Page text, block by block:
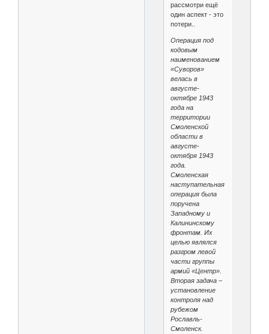
рассмотри ещё
один аспект - это
потери..
Операция под
кодовым
наименованием
«Суворов»
велась в
августе-
октябре 1943
года на
территории
Смоленской
области в
августе-
октября 1943
года.
Смоленская
наступательная
операция была
поручена
Западному и
Калининскому
фронтам. Их
целью являлся
разгром левой
части группы
армий «Центр».
Вторая задача –
установление
контроля над
рубежом
Рославль-
Смоленск.